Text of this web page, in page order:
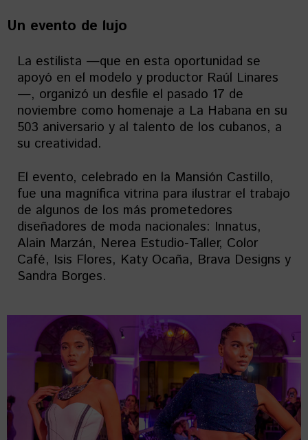
Un evento de lujo
La estilista —que en esta oportunidad se
apoyó en el modelo y productor Raúl Linares
—, organizó un desfile el pasado 17 de
noviembre como homenaje a La Habana en su
503 aniversario y al talento de los cubanos, a
su creatividad.
El evento, celebrado en la Mansión Castillo,
fue una magnífica vitrina para ilustrar el trabajo
de algunos de los más prometedores
diseñadores de moda nacionales: Innatus,
Alain Marzán, Nerea Estudio-Taller, Color
Café, Isis Flores, Katy Ocaña, Brava Designs y
Sandra Borges.